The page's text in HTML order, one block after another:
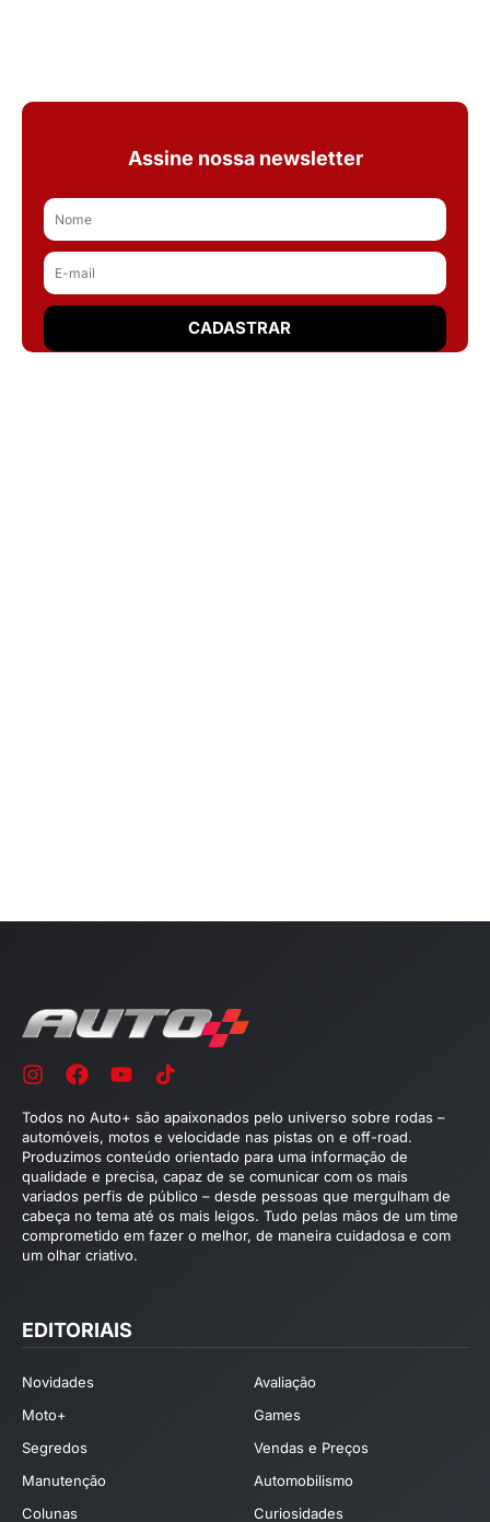
Assine nossa newsletter
Todos no Auto+ são apaixonados pelo universo sobre rodas –
automóveis, motos e velocidade nas pistas on e off-road.
Produzimos conteúdo orientado para uma informação de
qualidade e precisa, capaz de se comunicar com os mais
variados perfis de público – desde pessoas que mergulham de
cabeça no tema até os mais leigos. Tudo pelas mãos de um time
comprometido em fazer o melhor, de maneira cuidadosa e com
um olhar criativo.
EDITORIAIS
Novidades
Avaliação
Moto+
Games
Segredos
Vendas e Preços
Manutenção
Automobilismo
Colunas
Curiosidades